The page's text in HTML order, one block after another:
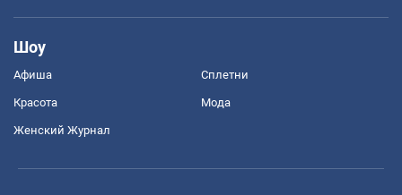
Шоу
Афиша Сплетни
Красота Мода
Женский Журнал